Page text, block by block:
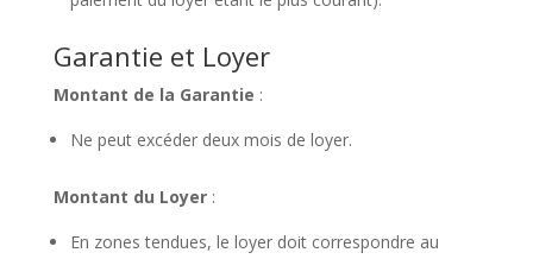
Garantie et Loyer
Montant de la Garantie :
Ne peut excéder deux mois de loyer.
Montant du Loyer:
En zones tendues, le loyer doit correspondre au